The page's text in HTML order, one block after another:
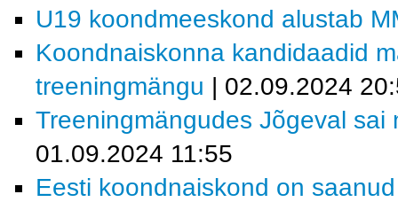
U19 koondmeeskond alustab
Koondnaiskonna kandidaadid
treeningmängu | 02.09.2024
Treeningmängudes Jõgeval
01.09.2024 11:55
Eesti koondnaiskond on